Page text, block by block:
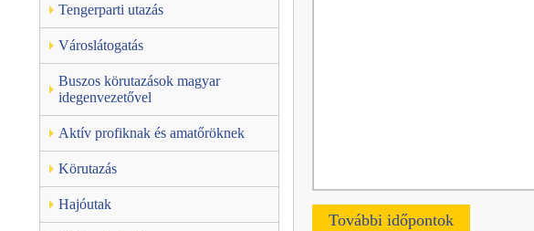
Tengerparti utazás
Városlátogatás
Buszos körutazások magyar
idegenvezetővel
Aktív profiknak és amatőröknek
Körutazás
Hajóutak
További időpontok